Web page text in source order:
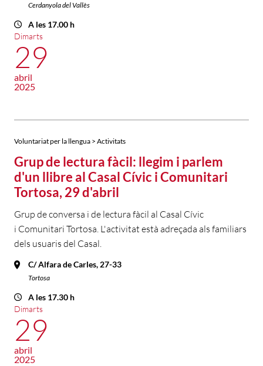
Cerdanyola del Vallès
A les 17.00 h
Dimarts
29
abril
2025
Voluntariat per la llengua > Activitats
Grup de lectura fàcil: llegim i parlem
d'un llibre al Casal Cívic i Comunitari
Tortosa, 29 d'abril
Grup de conversa i de lectura fàcil al Casal Cívic
i Comunitari Tortosa. L'activitat està adreçada als familiars
dels usuaris del Casal.
C/ Alfara de Carles, 27-33
Tortosa
A les 17.30 h
Dimarts
29
abril
2025